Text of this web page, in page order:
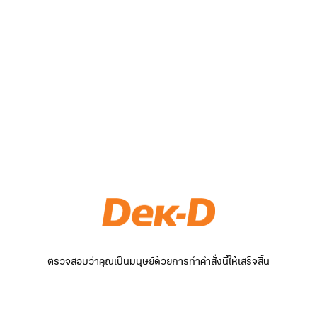
ตรวจสอบว่าคุณเป็นมนุษย์ด้วยการทำคำสั่งนี้ให้เสร็จสิ้น